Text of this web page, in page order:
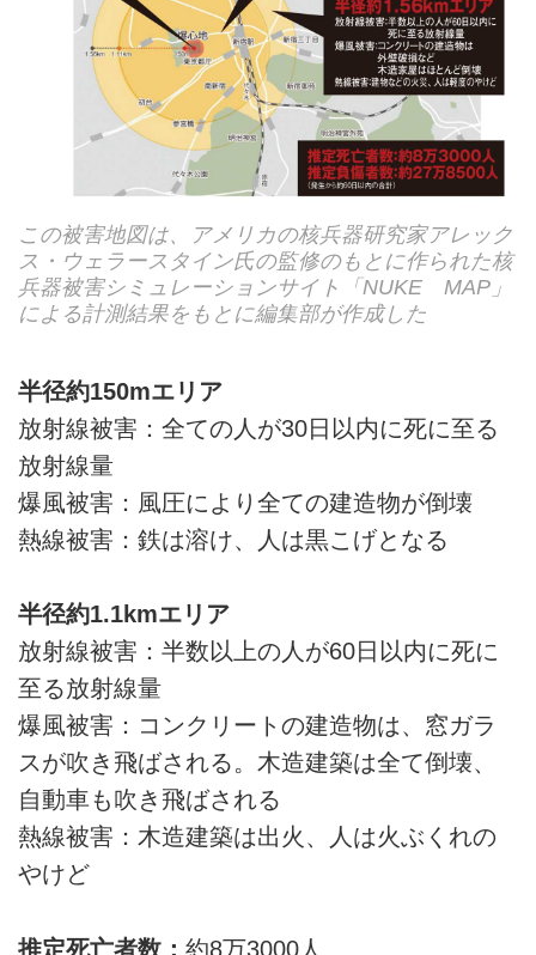
この被害地図は、アメリカの核兵器研究家アレック
ス・ウェラースタイン氏の監修のもとに作られた核
兵器被害シミュレーションサイト「NUKE MAP」
による計測結果をもとに編集部が作成した
半径約150mエリア
放射線被害：全ての人が30日以内に死に至る
放射線量
爆風被害：風圧により全ての建造物が倒壊
熱線被害：鉄は溶け、人は黒こげとなる
半径約1.1kmエリア
放射線被害：半数以上の人が60日以内に死に
至る放射線量
爆風被害：コンクリートの建造物は、窓ガラ
スが吹き飛ばされる。木造建築は全て倒壊、
自動車も吹き飛ばされる
熱線被害：木造建築は出火、人は火ぶくれの
やけど
推定死亡者数： 約8万3000人